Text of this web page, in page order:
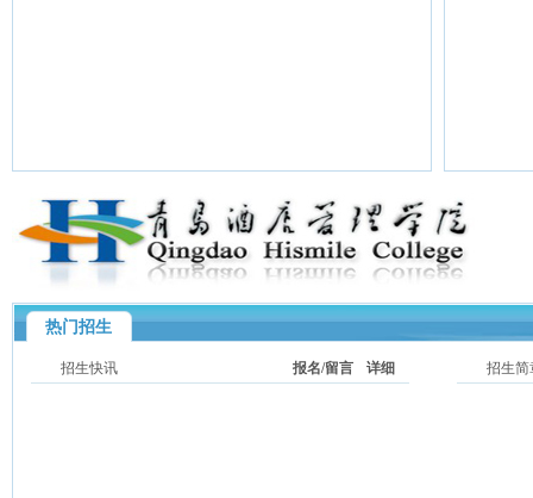
热门招生
招生快讯 报名/留言 详细 招生简